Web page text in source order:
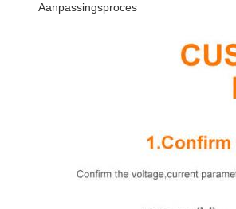
Aanpassingsproces